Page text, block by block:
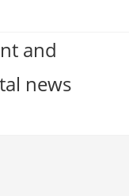
and
news